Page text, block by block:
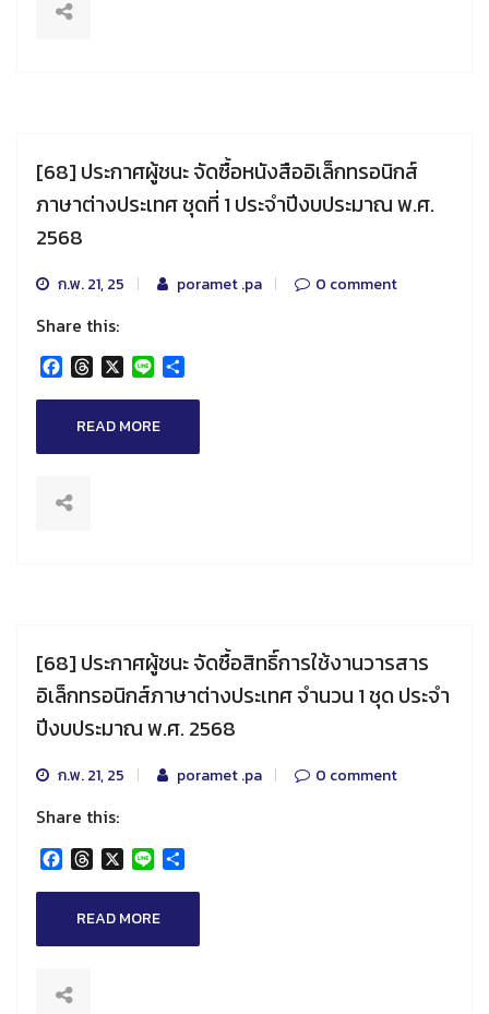
[68] ประกาศผู้ชนะ จัดซื้อหนังสืออิเล็กทรอนิกส์
ภาษาต่างประเทศ ชุดที่ 1 ประจำปีงบประมาณ พ.ศ.
2568
ก.พ. 21, 25 poramet .pa 0 comment
Share this:
Facebook
Threads
X Line
READ MORE
[68] ประกาศผู้ชนะ จัดซื้อสิทธิ์การใช้งานวารสาร
อิเล็กทรอนิกส์ภาษาต่างประเทศ จำนวน 1 ชุด ประจำ
ปีงบประมาณ พ.ศ. 2568
ก.พ. 21, 25 poramet .pa 0 comment
Share this:
Facebook
Threads
X Line
READ MORE